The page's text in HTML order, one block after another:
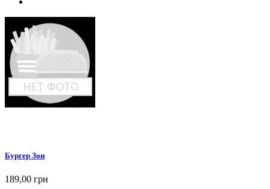
Бургер Зон
189,00 грн